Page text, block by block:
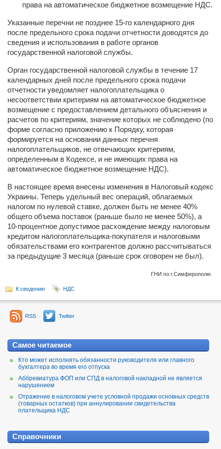
права на автоматическое бюджетное возмещение НДС.
Указанные перечни не позднее 15-го календарного дня
после предельного срока подачи отчетности доводятся до
сведения и использования в работе органов
государственной налоговой службы.
Орган государственной налоговой службы в течение 17
календарных дней после предельного срока подачи
отчетности уведомляет налогоплательщика о
несоответствии критериям на автоматическое бюджетное
возмещение с предоставлением детального объяснения и
расчетов по критериям, значение которых не соблюдено (по
форме согласно приложению к Порядку, которая
формируется на основании данных перечня
налогоплательщиков, не отвечающих критериям,
определенным в Кодексе, и не имеющих права на
автоматическое бюджетное возмещение НДС).
В настоящее время внесены изменения в Налоговый кодекс
Украины. Теперь удельный вес операций, облагаемых
налогом по нулевой ставке, должен быть не менее 40%
общего объема поставок (раньше было не менее 50%), а
10-процентное допустимое расхождение между налоговым
кредитом налогоплательщика-покупателя и налоговыми
обязательствами его контрагентов должно рассчитываться
за предыдущие 3 месяца (раньше срок оговорен не был).
ГНИ по г.Симферополю
К сведению НДС
RSS Twitter
Самое читаемое
Кто может исполнять обязанности руководителя или главного
бухгалтера во время его отпуска
Аббревиатура ФОП или СПД в налоговой накладной не является
нарушением
Отражение в налоговом учете условной продажи основных средств
(товарных остатков) при аннулировании свидетельства
плательщика НДС
Справочники